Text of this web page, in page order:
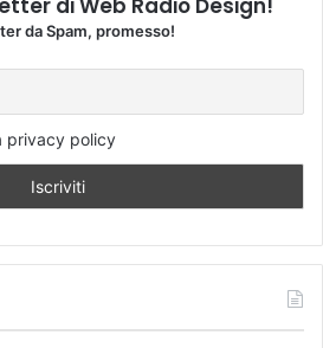
di Web Radio Design!
da Spam, promesso!
privacy policy